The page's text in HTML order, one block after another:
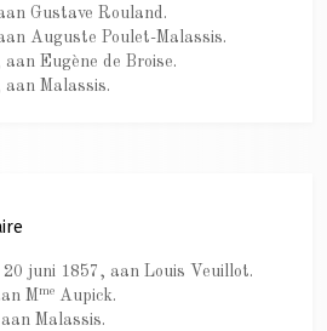
Gustave Rouland.
Auguste Poulet-Malassis.
Eugène de Broise.
Malassis.
juni 1857, aan Louis Veuillot.
Mme Aupick.
Malassis.